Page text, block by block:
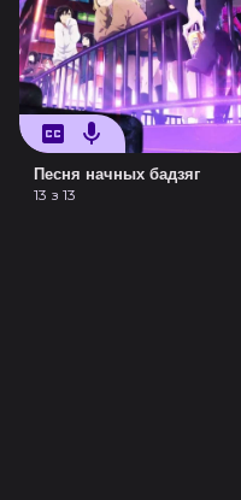
Песня начных бадзяг
13 з 13